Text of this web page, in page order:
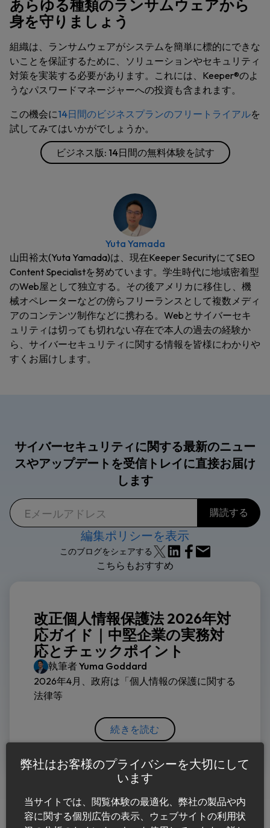
あらゆる種類のランサムウェアから
身を守りましょう
組織は、ランサムウェアがシステムを簡単に標的にできな
いことを保証するために、ソリューションやセキュリティ
対策を実装する必要があります。これには、Keeper®のよ
うなパスワードマネージャーへの投資も含まれます。
この機会に14日間のビジネスプランのフリートライアルを
試してみてはいかがでしょうか。
ビジネス版: 14日間の無料体験を試す
Yuta Yamada
山田裕太(Yuta Yamada)は、現在Keeper SecurityにてSEO
Content Specialistを努めています。学生時代に地域密着型
のWeb屋として独立する。その後アメリカに移住し、機
械オペレーターなどの傍らフリーランスとして複数メディ
アのコンテンツ制作などに携わる。Webとサイバーセキ
ュリティは切っても切れない存在で本人の過去の経験か
ら、サイバーセキュリティに関する情報を皆様にわかりや
すくお届けします。
サイバーセキュリティに関する最新のニュー
スやアップデートを受信トレイに直接お届け
します
編集ポリシーを表示
このブログをシェアする
こちらもおすすめ
改正個人情報保護法 2026年対
応ガイド｜中堅企業の実務対
応とチェックポイント
執筆者Yuma Goddard
2026年4月、政府は「個人情報の保護に関する
法律等
続きを読む
弊社はお客様のプライバシーを大切にして
います
当サイトでは、閲覧体験の最適化、弊社の製品や内
容に関する個別広告の表示、ウェブサイトの利用状